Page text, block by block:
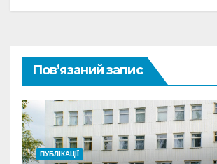
Пов’язаний запис
ПУБЛІКАЦІЇ